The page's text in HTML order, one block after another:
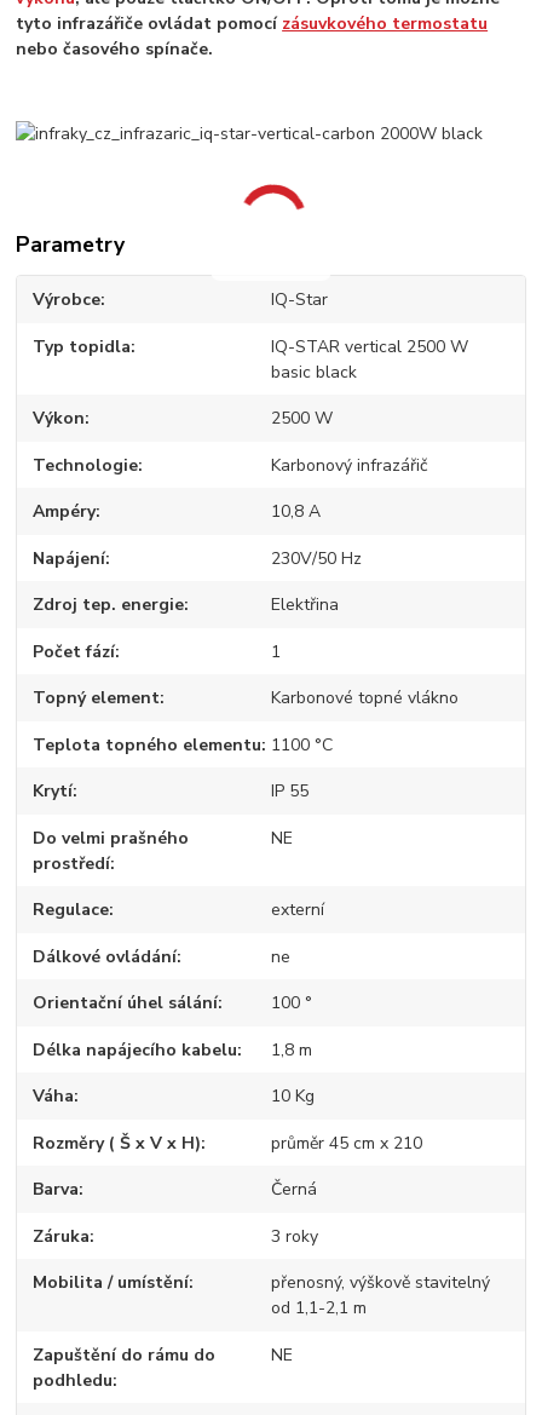
tyto infrazářiče ovládat pomocí zásuvkového termostatu
nebo časového spínače.
Parametry
Výrobce IQ-Star
Typ topidla
IQ-STAR vertical 2500 W
basic black
Výkon 2500 W
Technologie Karbonový infrazářič
Ampéry 10,8 A
Napájení 230V/50 Hz
Zdroj tep. energie Elektřina
Počet fází 1
Topný element Karbonové topné vlákno
Teplota topného elementu 1100 °C
Krytí IP 55
Do velmi prašného
prostředí
NE
Regulace externí
Dálkové ovládání ne
Orientační úhel sálání 100 °
Délka napájecího kabelu 1,8 m
Váha 10 Kg
Rozměry ( Š x V x H) průměr 45 cm x 210
Barva Černá
Záruka 3 roky
Mobilita / umístění
přenosný, výškově stavitelný
od 1,1-2,1 m
Zapuštění do rámu do
podhledu
NE